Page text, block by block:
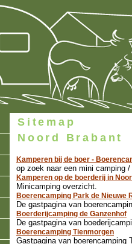
Sitemap
Noord Brabant
Kamperen bij de boer -
op zoek naar een mini camping
Kamperen op de boerderij in
Minicamping overzicht.
Boerencamping Park de Nieuwe
De gastpagina van
Boerderijcamping de Ganzenhof
De gastpagina van
Boerencamping Tienmorgen
Gastpagina van boerencamping